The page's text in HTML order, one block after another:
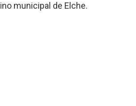
municipal de Elche.